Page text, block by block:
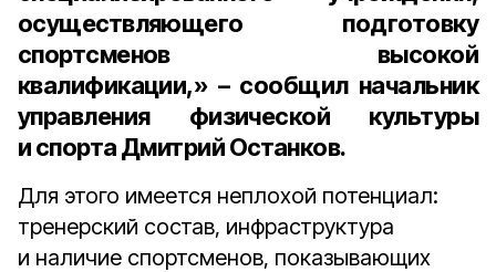
осуществляющего подготовку
спортсменов высокой
квалификации,» – сообщилначальник
управления физической культуры
и спорта Дмитрий Останков.
Для этого имеется неплохой потенциал:
тренерский состав, инфраструктура
и наличие спортсменов, показывающих